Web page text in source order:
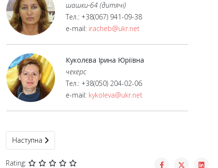
шашки-64 (дитячі)
Тел.: +38(067) 941-09-38
e-mail: iracheb@ukr.net
Куколєва Ірина Юріївна
чекерс
Тел.: +38(050) 204-02-06
e-mail: kykoleva@ukr.net
Наступна стаття: Казначейська комісія
Наступна
Rating: